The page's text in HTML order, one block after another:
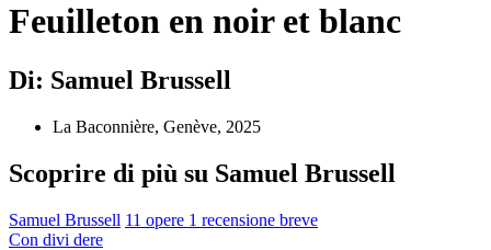
Feuilleton en noir et blanc
Di: Samuel Brussell
La Baconnière, Genève, 2025
Scoprire di più su Samuel Brussell
Samuel Brussell 11 opere 1 recensione breve
Con divi dere